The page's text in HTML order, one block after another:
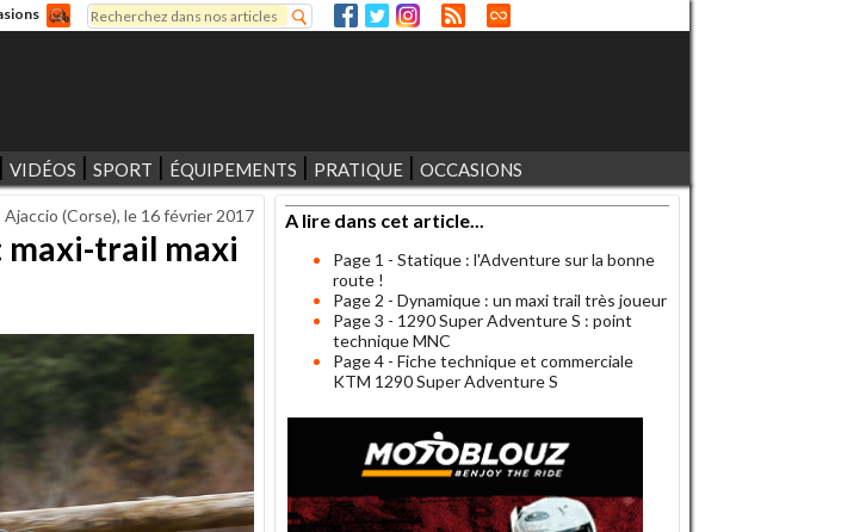
Formulaire de recherche
Rechercher
VIDÉOS SPORT ÉQUIPEMENTS PRATIQUE OCCASIONS
Ajaccio (Corse), le 16 février 2017
maxi-trail maxi
A lire dans cet article...
Page 1 - Statique : l'Adventure sur la bonne
route !
Page 2 - Dynamique : un maxi trail très joueur
Page 3 - 1290 Super Adventure S : point
technique MNC
Page 4 - Fiche technique et commerciale
KTM 1290 Super Adventure S